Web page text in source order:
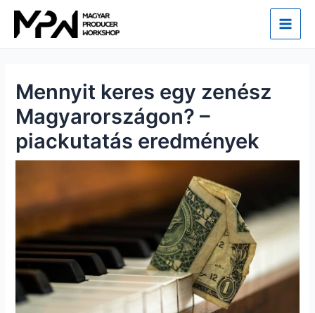
content
Main
Mennyit keres egy zenész
Magyarországon? –
piackutatás eredmények